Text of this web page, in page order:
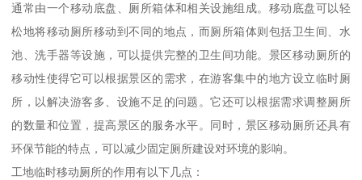
通常由一个移动底盘、厕所箱体和相关设施组成。移动底盘可以轻
松地将移动厕所移动到不同的地点，而厕所箱体则包括卫生间、水
池、洗手器等设施，可以提供完整的卫生间功能。景区移动厕所的
移动性使得它可以根据景区的需求，在游客集中的地方设立临时厕
所，以解决游客多、设施不足的问题。它还可以根据需求调整厕所
的数量和位置，提高景区的服务水平。同时，景区移动厕所还具有
环保节能的特点，可以减少固定厕所建设对环境的影响。
工地临时移动厕所的作用有以下几点：